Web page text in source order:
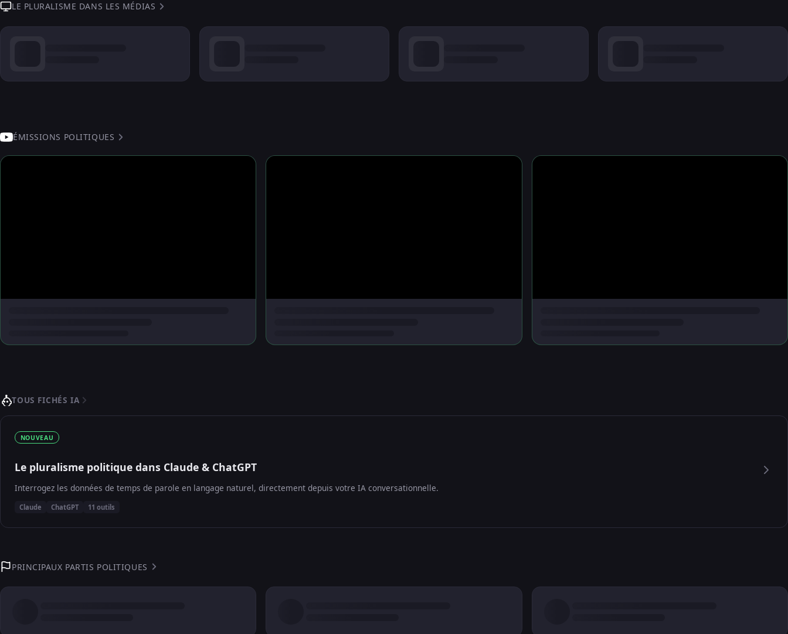
LE PLURALISME DANS LES MÉDIAS
ÉMISSIONS POLITIQUES
TOUS FICHÉS IA
NOUVEAU
Le pluralisme politique dans Claude & ChatGPT
Interrogez les données de temps de parole en langage naturel, directement depuis votre IA conversationnelle.
Claude ChatGPT 11 outils
PRINCIPAUX PARTIS POLITIQUES